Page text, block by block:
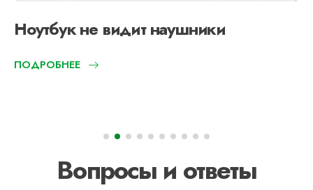
Ноутбук не видит наушники
ПОДРОБНЕЕ
Вопросы и ответы